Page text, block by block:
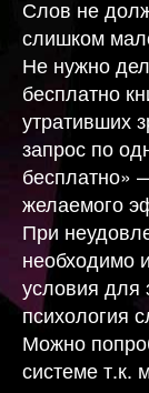
Слов не
слишком
Не нужно
бесплатно
утративших
запрос по
бесплатно»
желаемого
При
необходимо
условия для
психология
Можно
системе т.к.